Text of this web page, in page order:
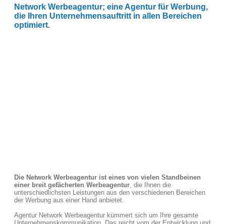
Network Werbeagentur; eine Agentur für Werbung,
die Ihren Unternehmensauftritt in allen Bereichen
optimiert.
Die Network Werbeagentur ist eines von vielen Standbeinen
einer breit gefächerten Werbeagentur, die Ihnen die
unterschiedlichsten Leistungen aus den verschiedenen Bereichen
der Werbung aus einer Hand anbietet.
Agentur Network Werbeagentur kümmert sich um Ihre gesamte